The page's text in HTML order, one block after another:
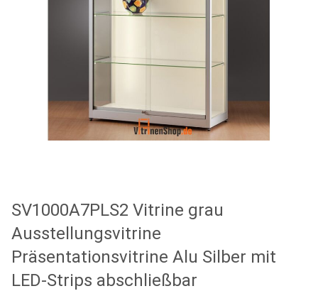
SV1000A7PLS2 Vitrine grau
Ausstellungsvitrine
Präsentationsvitrine Alu Silber mit
LED-Strips abschließbar